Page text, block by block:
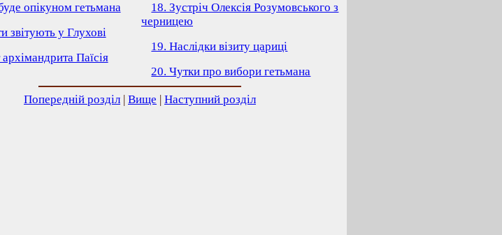
опікуном гетьмана
звітують у Глухові
Паїсія
18. Зустріч Олексія Розумовського з
черницею
19. Наслідки візиту цариці
20. Чутки про вибори гетьмана
Попередній розділ | Вище | Наступний розділ